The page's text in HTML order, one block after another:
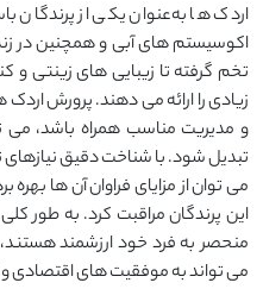
اردک ‌ها به‌عنوان یکی از
اکوسیستم ‌های آبی و همچنین در
تخم گرفته تا زیبایی ‌های زینتی و
زیادی را ارائه می‌ دهند. پرورش اردک
و مدیریت مناسب همراه باشد، می
تبدیل شود. با شناخت دقیق
می ‌توان از مزایای فراوان آن‌ ها
این پرندگان مراقبت کرد. به ‌طور
منحصر به فرد خود ارزشمند
می ‌تواند به موفقیت ‌های اقتصادی